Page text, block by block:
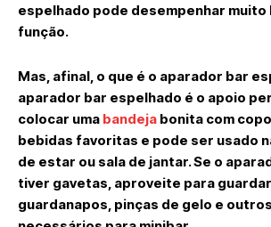
espelhado pode desempenhar muito
função.
Mas, afinal, o que é o aparador bar
aparador bar espelhado é o apoio
colocar uma bandeja bonita com
bebidas favoritas e pode ser usado
de estar ou sala de jantar. Se o
tiver gavetas, aproveite para guardar
guardanapos, pinças de gelo e